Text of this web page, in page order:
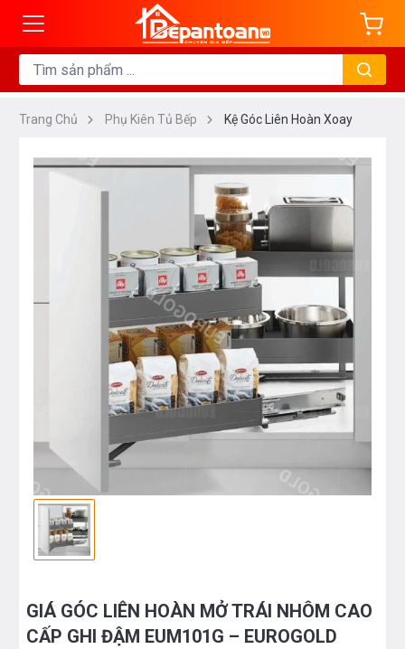
Trang Chủ Phụ Kiên Tủ Bếp Kệ Góc Liên Hoàn Xoay
GIÁ GÓC LIÊN HOÀN MỞ TRÁI NHÔM CAO
CẤP GHI ĐẬM EUM101G – EUROGOLD